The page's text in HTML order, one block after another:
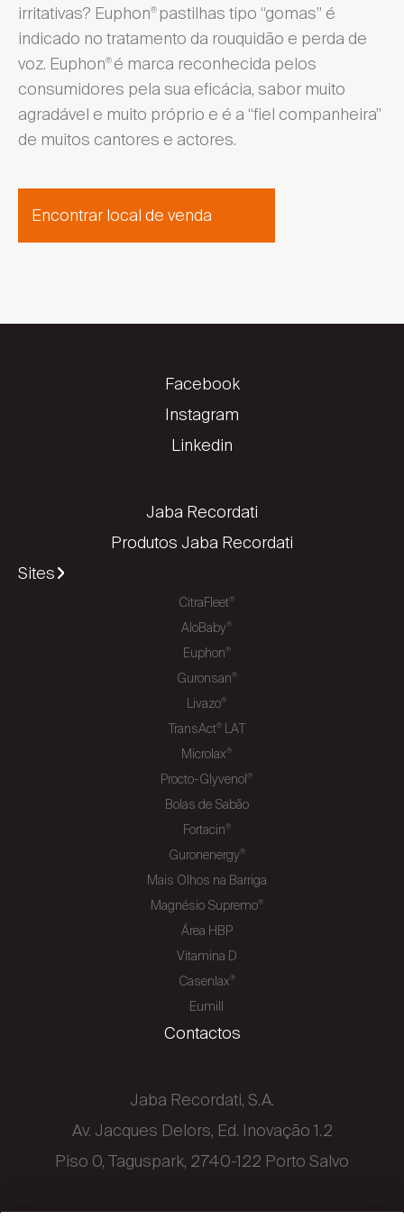
irritativas? Euphon® pastilhas tipo “gomas” é
indicado no tratamento da rouquidão e perda de
voz. Euphon® é marca reconhecida pelos
consumidores pela sua eficácia, sabor muito
agradável e muito próprio e é a “fiel companheira”
de muitos cantores e actores.
Encontrar local de venda
Facebook
Instagram
Linkedin
Jaba Recordati
Produtos Jaba Recordati
Sites
CitraFleet®
AloBaby®
Euphon®
Guronsan®
Livazo®
TransAct®LAT
Microlax®
Procto-Glyvenol®
Bolas de Sabão
Fortacin®
Guronenergy®
Mais Olhos na Barriga
Magnésio Supremo®
Área HBP
Vitamina D
Casenlax®
Eumill
Contactos
Jaba Recordati, S.A.
Av. Jacques Delors, Ed. Inovação 1.2
Piso 0, Taguspark, 2740-122 Porto Salvo